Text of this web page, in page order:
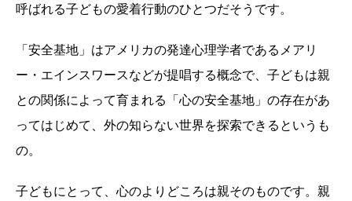
呼ばれる子どもの愛着行動のひとつだそうです。
「安全基地」はアメリカの発達心理学者であるメアリ
ー・エインスワースなどが提唱する概念で、子どもは親
との関係によって育まれる「心の安全基地」の存在があ
ってはじめて、外の知らない世界を探索できるというも
の。
子どもにとって、心のよりどころは親そのものです。親